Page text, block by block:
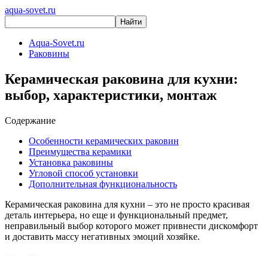
aqua-sovet.ru
Aqua-Sovet.ru
Раковины
Керамическая раковина для кухни:
выбор, характеристики, монтаж
Содержание
Особенности керамических раковин
Преимущества керамики
Установка раковины
Угловой способ установки
Дополнительная функциональность
Керамическая раковина для кухни – это не просто красивая
деталь интерьера, но еще и функциональный предмет,
неправильный выбор которого может привнести дискомфорт
и доставить массу негативных эмоций хозяйке.